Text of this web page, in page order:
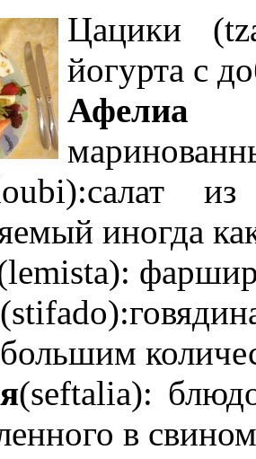
Цацики
йогурта с
Афелиа
из
иногда
(seftalia):
в